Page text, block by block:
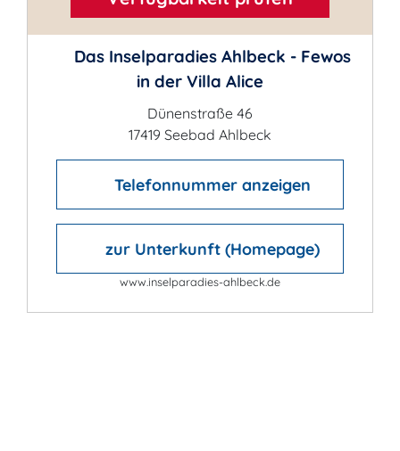
Das Inselparadies Ahlbeck - Fewos
in der Villa Alice
Dünenstraße 46
17419 Seebad Ahlbeck
Telefonnummer anzeigen
zur Unterkunft (Homepage)
www.inselparadies-ahlbeck.de